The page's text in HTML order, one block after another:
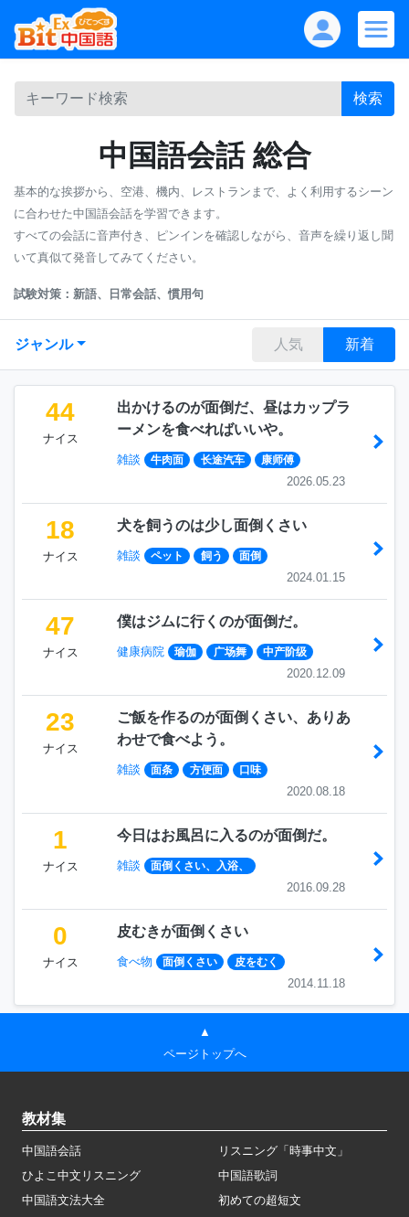
検索
中国語会話 総合
基本的な挨拶から、空港、機内、レストランまで、よく利用するシーン
に合わせた中国語会話を学習できます。
すべての会話に音声付き、ピンインを確認しながら、音声を繰り返し聞
いて真似て発音してみてください。
試験対策：新語、日常会話、慣用句
ジャンル 人気 新着
44
ナイス
出かけるのが面倒だ、昼はカップラ
ーメンを食べればいいや。
雑談 牛肉面 长途汽车 康师傅
2026.05.23
18
ナイス
犬を飼うのは少し面倒くさい
雑談 ペット 飼う 面倒
2024.01.15
47
ナイス
僕はジムに行くのが面倒だ。
健康病院 瑜伽 广场舞 中产阶级
2020.12.09
23
ナイス
ご飯を作るのが面倒くさい、ありあ
わせで食べよう。
雑談 面条 方便面 口味
2020.08.18
1
ナイス
今日はお風呂に入るのが面倒だ。
雑談 面倒くさい、入浴、
2016.09.28
0
ナイス
皮むきが面倒くさい
食べ物 面倒くさい 皮をむく
2014.11.18
▲
ページトップへ
教材集
中国語会話
リスニング「時事中文」
ひよこ中文リスニング
中国語歌詞
中国語文法大全
初めての超短文